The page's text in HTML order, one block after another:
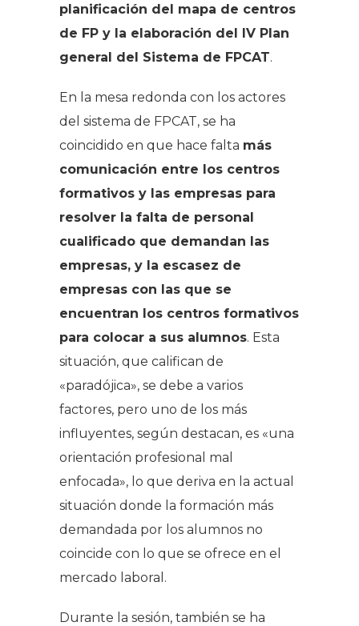
planificación del mapa de centros
de FP y la elaboración del IV Plan
general del Sistema de FPCAT.
En la mesa redonda con los actores
del sistema de FPCAT, se ha
coincidido en que hace falta más
comunicación entre los centros
formativos y las empresas para
resolver la falta de personal
cualificado que demandan las
empresas, y la escasez de
empresas con las que se
encuentran los centros formativos
para colocar a sus alumnos. Esta
situación, que califican de
«paradójica», se debe a varios
factores, pero uno de los más
influyentes, según destacan, es «una
orientación profesional mal
enfocada», lo que deriva en la actual
situación donde la formación más
demandada por los alumnos no
coincide con lo que se ofrece en el
mercado laboral.
Durante la sesión, también se ha